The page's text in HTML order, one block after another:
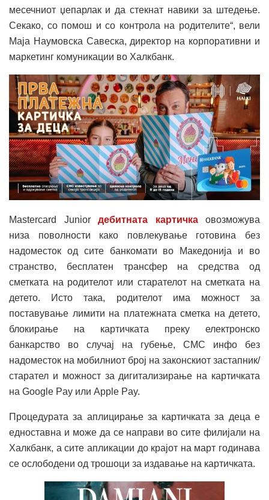
месечниот џепарлак и да стекнат навики за штедење.
Секако, со помош и со контрола на родителите“, вели
Маја Наумовска Савеска, директор на корпоративни и
маркетинг комуникации во Халкбанк.
Mastercard Junior дебитната картичкаовозможува
низа поволности како повлекување готовина без
надоместок од сите банкомати во Македонија и во
странство, бесплатен трансфер на средства од
сметката на родителот или старателот на сметката на
детето. Исто така, родителот има можност за
поставување лимити на платежната сметка на детето,
блокирање на картичката преку електронско
банкарство во случај на губење, СМС инфо без
надоместок на мобилниот број на законскиот застапник/
старател и можност за дигитализирање на картичката
на Google Pay или Apple Pay.
Процедурата за аплицирање за картичката за деца е
едноставна и може да се направи во сите филијали на
Халкбанк, а сите апликации до крајот на март годинава
се ослободени од трошоци за издавање на картичката.